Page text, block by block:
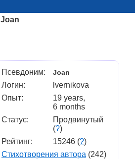
Joan
Псевдоним: Joan
Логин:
lvernikova
Опыт:
19 years,
6 months
Статус:
Продвинутый
(?)
Рейтинг:
15246 (?)
Стихотворения автора (242)